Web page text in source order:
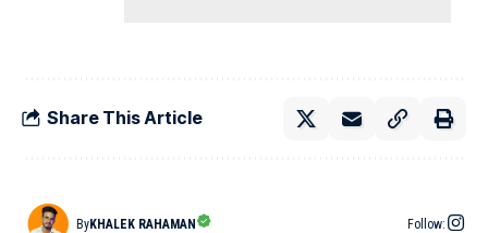
Share This Article
ByKHALEK RAHAMAN Follow: